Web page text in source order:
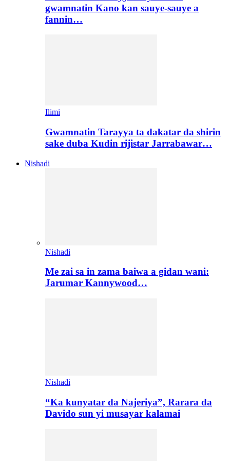
gwamnatin Kano kan sauye-sauye a
fannin…
Ilimi
Gwamnatin Tarayya ta dakatar da shirin
sake duba Kudin rijistar Jarrabawar…
Nishadi
Nishadi
Me zai sa in zama baiwa a gidan wani:
Jarumar Kannywood…
Nishadi
“Ka kunyatar da Najeriya”, Rarara da
Davido sun yi musayar kalamai